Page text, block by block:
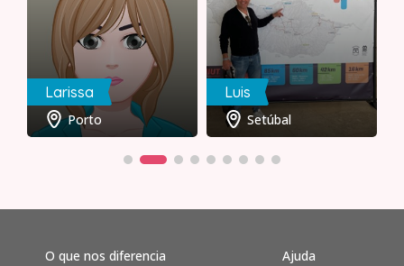
Larissa
Porto
Luis
Setúbal
O que nos diferencia
Ajuda